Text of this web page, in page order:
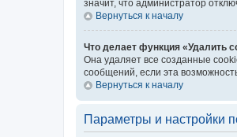
значит, что администратор
Вернуться к началу
Что делает функция «Удалить
Она удаляет все созданные
сообщений, если эта
Вернуться к началу
Параметры и настройки